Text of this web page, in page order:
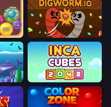
Digworm.io
Let Me Eat 2: Feeding Madness Inca Cubes 2048